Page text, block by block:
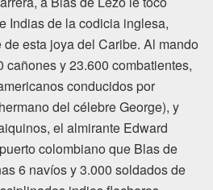
Indias de la codicia inglesa,
esta joya del Caribe. Al mando
cañones y 23.600 combatientes,
conducidos por
del célebre George), y
el almirante Edward
colombiano que Blas de
6 navíos y 3.000 soldados de